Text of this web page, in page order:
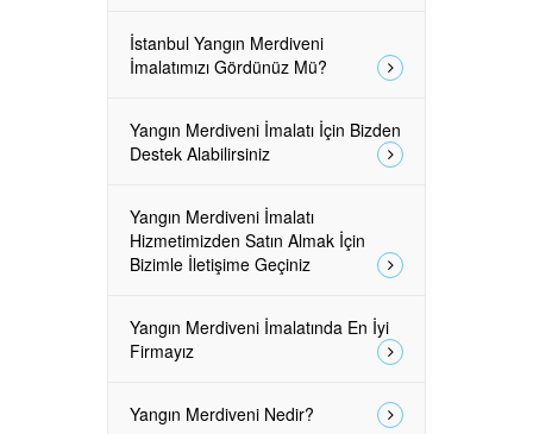
İstanbul Yangın Merdiveni
İmalatımızı Gördünüz Mü?
Yangın Merdiveni İmalatı İçin Bizden
Destek Alabilirsiniz
Yangın Merdiveni İmalatı
Hizmetimizden Satın Almak İçin
Bizimle İletişime Geçiniz
Yangın Merdiveni İmalatında En İyi
Firmayız
Yangın Merdiveni Nedir?